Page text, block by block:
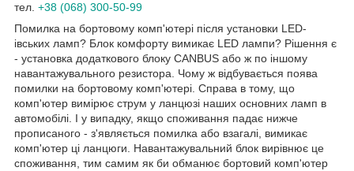
тел. +38 (068) 300-50-99
Помилка на бортовому комп'ютері після установки LED-
івських ламп? Блок комфорту вимикає LED лампи? Рішення є
- установка додаткового блоку CANBUS або ж по іншому
навантажувального резистора. Чому ж відбувається поява
помилки на бортовому комп'ютері. Справа в тому, що
комп'ютер вимірює струм у ланцюзі наших основних ламп в
автомобілі. І у випадку, якщо споживання падає нижче
прописаного - з'являється помилка або взагалі, вимикає
комп'ютер ці ланцюги. Навантажувальний блок вирівнює це
споживання, тим самим як би обманює бортовий комп'ютер